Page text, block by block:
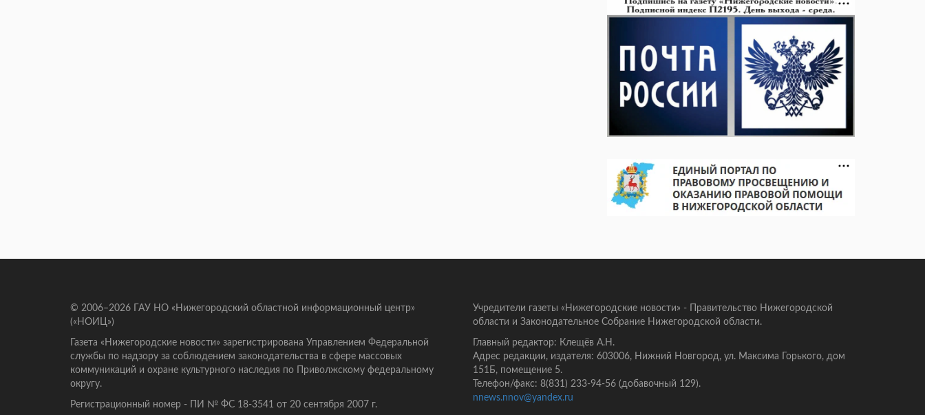
© 2006–2026 ГАУ НО «Нижегородский областной информационный центр»
(«НОИЦ»)
Газета «Нижегородские новости» зарегистрирована Управлением Федеральной
службы по надзору за соблюдением законодательства в сфере массовых
коммуникаций и охране культурного наследия по Приволжскому федеральному
округу.
Регистрационный номер - ПИ № ФС 18-3541 от 20 сентября 2007 г.
Учредители газеты «Нижегородские новости» - Правительство Нижегородской
области и Законодательное Собрание Нижегородской области.
Главный редактор: Клещёв А.Н.
Адрес редакции, издателя: 603006, Нижний Новгород, ул. Максима Горького, дом
151Б, помещение 5.
Телефон/факс: 8(831) 233-94-56 (добавочный 129).
nnews.nnov@yandex.ru